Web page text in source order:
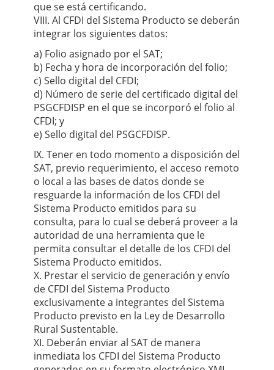
que se está certificando.
VIII. Al CFDI del Sistema Producto se deberán
integrar los siguientes datos:
a) Folio asignado por el SAT;
b) Fecha y hora de incorporación del folio;
c) Sello digital del CFDI;
d) Número de serie del certificado digital del
PSGCFDISP en el que se incorporó el folio al
CFDI; y
e) Sello digital del PSGCFDISP.
IX. Tener en todo momento a disposición del
SAT, previo requerimiento, el acceso remoto
o local a las bases de datos donde se
resguarde la información de los CFDI del
Sistema Producto emitidos para su
consulta, para lo cual se deberá proveer a la
autoridad de una herramienta que le
permita consultar el detalle de los CFDI del
Sistema Producto emitidos.
X. Prestar el servicio de generación y envío
de CFDI del Sistema Producto
exclusivamente a integrantes del Sistema
Producto previsto en la Ley de Desarrollo
Rural Sustentable.
XI. Deberán enviar al SAT de manera
inmediata los CFDI del Sistema Producto